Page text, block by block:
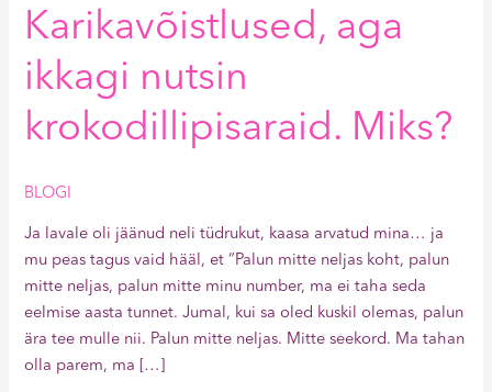
Karikavõistlused, aga
ikkagi nutsin
krokodillipisaraid. Miks?
BLOGI
Ja lavale oli jäänud neli tüdrukut, kaasa arvatud mina… ja
mu peas tagus vaid hääl, et “Palun mitte neljas koht, palun
mitte neljas, palun mitte minu number, ma ei taha seda
eelmise aasta tunnet. Jumal, kui sa oled kuskil olemas, palun
ära tee mulle nii. Palun mitte neljas. Mitte seekord. Ma tahan
olla parem, ma […]